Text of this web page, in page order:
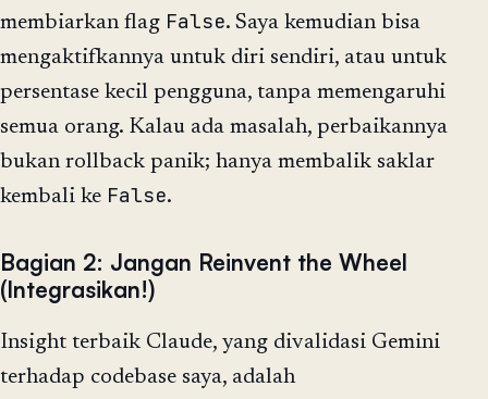
membiarkan flag False. Saya kemudian bisa
mengaktifkannya untuk diri sendiri, atau untuk
persentase kecil pengguna, tanpa memengaruhi
semua orang. Kalau ada masalah, perbaikannya
bukan rollback panik; hanya membalik saklar
kembali ke False.
Bagian 2: Jangan Reinvent the Wheel
(Integrasikan!)
Insight terbaik Claude, yang divalidasi Gemini
terhadap codebase saya, adalah